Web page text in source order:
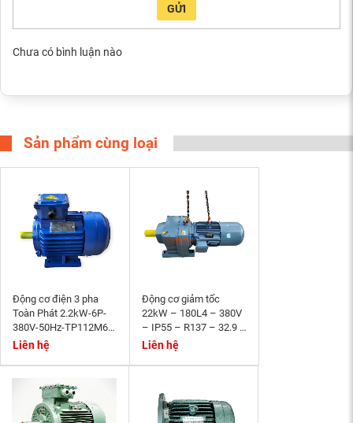
GỬI
Chưa có bình luận nào
Sản phẩm cùng loại
Động cơ điện 3 pha
Toàn Phát 2.2kW-6P-
380V-50Hz-TP112M6-
B3- tốc độ 940~1000
Liên hệ
Động cơ giảm tốc
22kW – 180L4 – 380V
– IP55 – R137 – 32.9 –
Momen phanh 200Nm
Liên hệ